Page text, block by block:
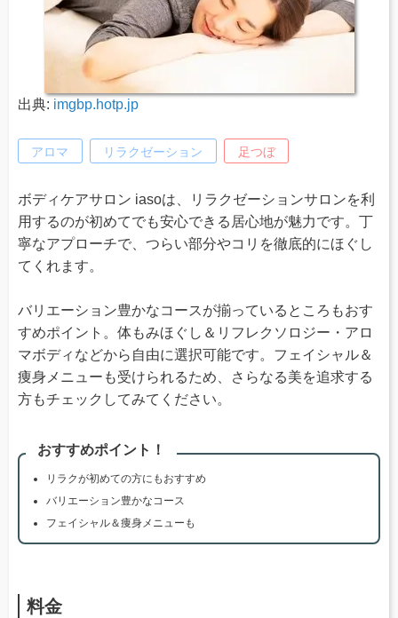
出典: imgbp.hotp.jp
アロマ リラクゼーション 足つぼ
ボディケアサロン iasoは、リラクゼーションサロンを利
用するのが初めてでも安心できる居心地が魅力です。丁
寧なアプローチで、つらい部分やコリを徹底的にほぐし
てくれます。
バリエーション豊かなコースが揃っているところもおす
すめポイント。体もみほぐし＆リフレクソロジー・アロ
マボディなどから自由に選択可能です。フェイシャル＆
痩身メニューも受けられるため、さらなる美を追求する
方もチェックしてみてください。
おすすめポイント！
リラクが初めての方にもおすすめ
バリエーション豊かなコース
フェイシャル＆痩身メニューも
料金